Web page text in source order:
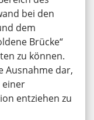
bei den
dem
Brücke“
zu können.
Ausnahme dar,
einer
entziehen zu